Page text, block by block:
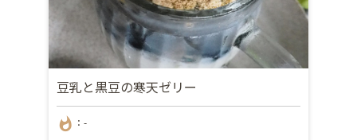
豆乳と黒豆の寒天ゼリー
whatshot ：-